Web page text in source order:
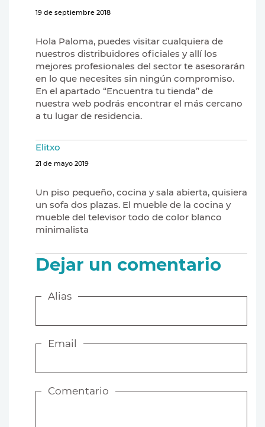
19 de septiembre 2018
Hola Paloma, puedes visitar cualquiera de
nuestros distribuidores oficiales y allí los
mejores profesionales del sector te asesorarán
en lo que necesites sin ningún compromiso.
En el apartado “Encuentra tu tienda” de
nuestra web podrás encontrar el más cercano
a tu lugar de residencia.
Elitxo
21 de mayo 2019
Un piso pequeño, cocina y sala abierta, quisiera
un sofa dos plazas. El mueble de la cocina y
mueble del televisor todo de color blanco
minimalista
Dejar un comentario
Alias
Email
Comentario